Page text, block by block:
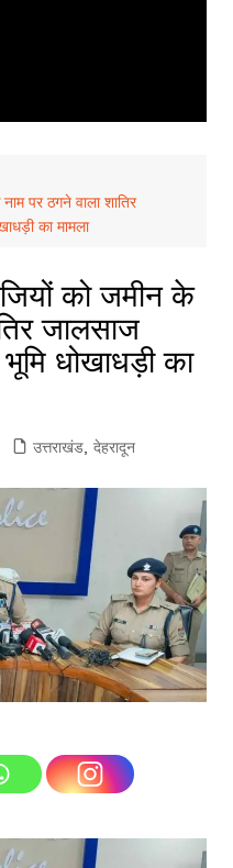
पर ठगने वाला शातिर
का मामला
को जमीन के
जालसाज
धोखाधड़ी का
उत्तराखंड, देहरादून